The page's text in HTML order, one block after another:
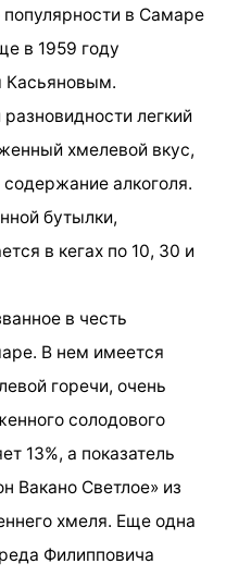
в Самаре
в 1959 году
Касьяновым.
легкий
хмелевой вкус,
алкоголя.
бутылки,
в кегах по 10, 30 и
в честь
В нем имеется
горечи, очень
солодового
13%, а показатель
Вакано Светлое» из
хмеля. Еще одна
Филипповича